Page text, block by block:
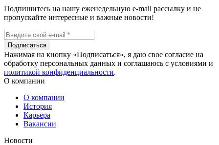
Подпишитесь на нашу еженедельную e-mail рассылку и не
пропускайте интересные и важные новости!
Нажимая на кнопку «Подписаться», я даю свое согласие на
обработку персональных данных и соглашаюсь с условиями и
политикой конфиденциальности.
О компании
О компании
История
Карьера
Вакансии
Новости